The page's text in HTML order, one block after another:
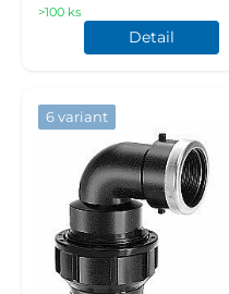
>100 ks
Detail
6 variant